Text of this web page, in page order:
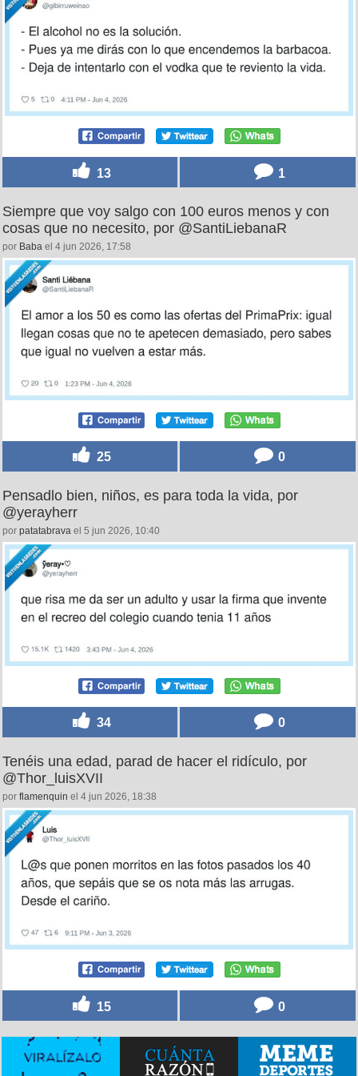
13 1
Siempre que voy salgo con 100 euros menos y con
cosas que no necesito, por @SantiLiebanaR
por Baba el 4 jun 2026, 17:58
25 0
Pensadlo bien, niños, es para toda la vida, por
@yerayherr
por patatabrava el 5 jun 2026, 10:40
34 0
Tenéis una edad, parad de hacer el ridículo, por
@Thor_luisXVII
por flamenquin el 4 jun 2026, 18:38
15 0